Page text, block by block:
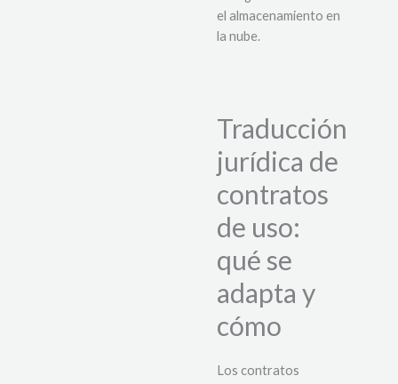
el almacenamiento en
la nube.
Traducción
jurídica de
contratos
de uso:
qué se
adapta y
cómo
Los contratos